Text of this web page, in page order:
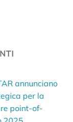
annunciano
per la
point-of-